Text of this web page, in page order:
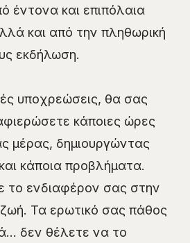
έντονα και επιπόλαια
και από την πληθωρική
εκδήλωση.
υποχρεώσεις, θα σας
κάποιες ώρες
μέρας, δημιουργώντας
κάποια προβλήματα.
το ενδιαφέρον σας στην
Τα ερωτικό σας πάθος
δεν θέλετε να το